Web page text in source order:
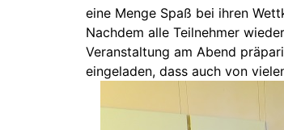
eine Menge Spaß bei ihren
Nachdem alle Teilnehmer
Veranstaltung am Abend
eingeladen, dass auch von